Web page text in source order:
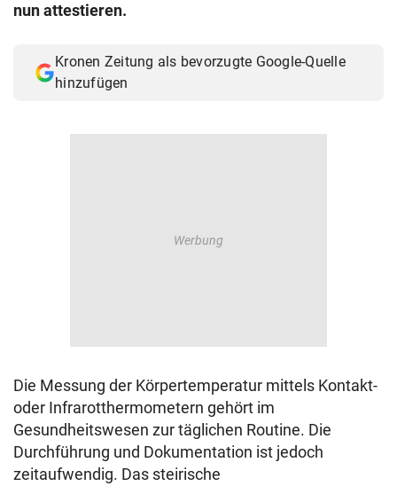
nun attestieren.
Kronen Zeitung als bevorzugte Google-Quelle
hinzufügen
Die Messung der Körpertemperatur mittels Kontakt-
oder Infrarotthermometern gehört im
Gesundheitswesen zur täglichen Routine. Die
Durchführung und Dokumentation ist jedoch
zeitaufwendig. Das steirische